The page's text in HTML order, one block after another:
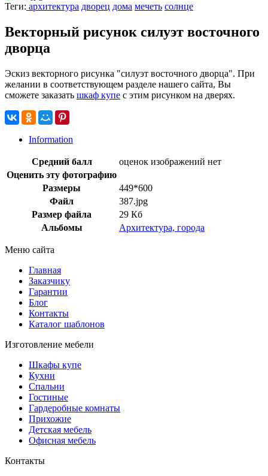
Теги: архитектура дворец дома мечеть солнце
Векторный рисунок силуэт восточного
дворца
Эскиз векторного рисунка "силуэт восточного дворца". При
желании в соответствующем разделе нашего сайта, Вы
сможете заказать шкаф купе с этим рисунком на дверях.
Information
Средний балл
оценок изображений нет
Оценить эту фотографию
Размеры
449*600
Файл
387.jpg
Размер файла
29 Кб
Альбомы
Архитектура, города
Меню сайта
Главная
Заказчику
Гарантии
Блог
Контакты
Каталог шаблонов
Изготовление мебели
Шкафы купе
Кухни
Спальни
Гостиные
Гардеробные комнаты
Прихожие
Детская мебель
Офисная мебель
Контакты